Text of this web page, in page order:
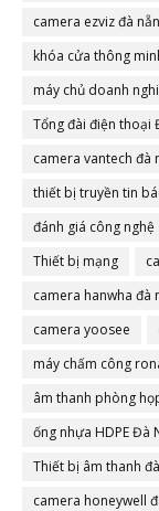
camera ezviz đà
khóa cửa thông
máy chủ doanh
Tổng đài điện thoại
camera vantech đà
thiết bị truyền tin
đánh giá công nghệ
Thiết bị mạng
camera hanwha đà
camera yoosee
máy chấm công
âm thanh phòng
ống nhựa HDPE Đà
Thiết bị âm thanh
camera honeywell